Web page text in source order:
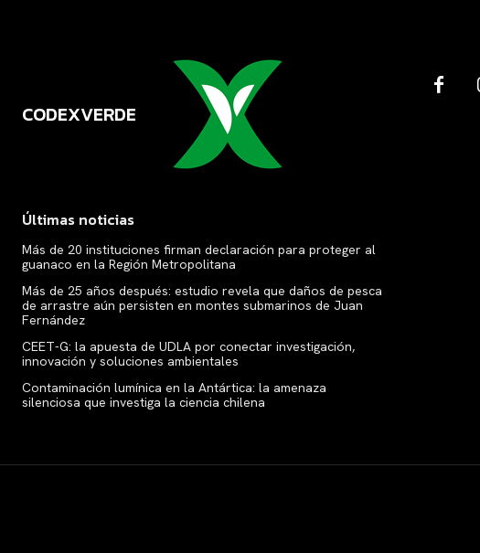
CODEXVERDE
Últimas noticias
Más de 20 instituciones firman declaración para proteger al
guanaco en la Región Metropolitana
Más de 25 años después: estudio revela que daños de pesca
de arrastre aún persisten en montes submarinos de Juan
Fernández
CEET-G: la apuesta de UDLA por conectar investigación,
innovación y soluciones ambientales
Contaminación lumínica en la Antártica: la amenaza
silenciosa que investiga la ciencia chilena